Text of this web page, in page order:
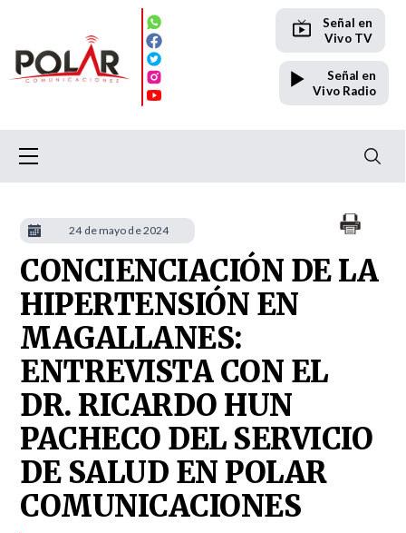
Señal en
Vivo TV
Señal en
Vivo Radio
CONCIENCIACIÓN DE LA
HIPERTENSIÓN EN
MAGALLANES:
ENTREVISTA CON EL
DR. RICARDO HUN
PACHECO DEL SERVICIO
DE SALUD EN POLAR
COMUNICACIONES
24 de mayo de 2024